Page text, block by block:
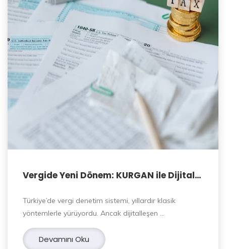
Vergide Yeni Dönem: KURGAN ile Dijital
Türkiye’de vergi denetim sistemi, yıllardır klasik
yöntemlerle yürüyordu. Ancak dijitalleşen …
Devamını Oku